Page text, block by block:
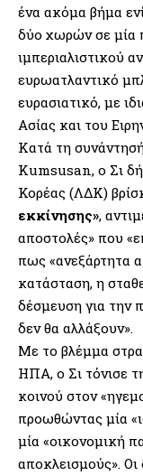
ένα ακόμα βήμα
δύο χωρών σε μία
ιμπεριαλιστικού
ευρωατλαντικό
ευρασιατικό, με
Ασίας και του
Κατά τη
Kumsusan, ο Σι
Κορέας (ΛΔΚ)
εκκίνησης»,
αποστολές» που
πως «ανεξάρτητα
κατάσταση, η
δέσμευση για την
δεν θα αλλάξουν».
Με το βλέμμα
ΗΠΑ, ο Σι τόνισε
κοινού στον
προωθώντας μία
μία «οικονομική
αποκλεισμούς».